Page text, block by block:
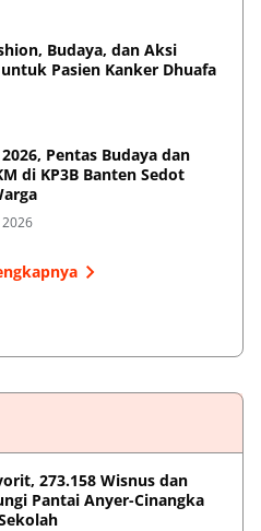
Budaya, dan Aksi
Pasien Kanker Dhuafa
Pentas Budaya dan
di KP3B Banten Sedot
273.158 Wisnus dan
Pantai Anyer-Cinangka